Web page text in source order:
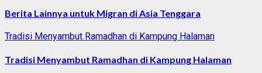
Berita Lainnya untuk Migran di Asia Tenggara
Tradisi Menyambut Ramadhan di Kampung Halaman
Tradisi Menyambut Ramadhan di Kampung Halaman